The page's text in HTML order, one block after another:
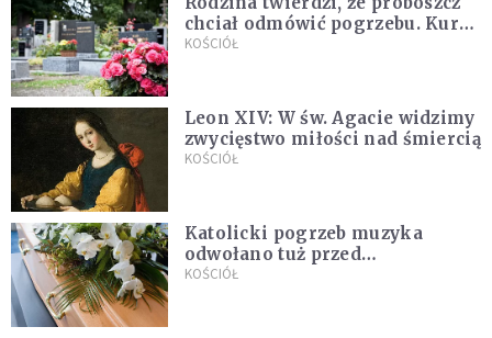
chciał odmówić pogrzebu. Kuria
zapowiada wyjaśnienia
KOŚCIÓŁ
Leon XIV: W św. Agacie widzimy
zwycięstwo miłości nad śmiercią
KOŚCIÓŁ
Katolicki pogrzeb muzyka
odwołano tuż przed
uroczystością. Powodem była
KOŚCIÓŁ